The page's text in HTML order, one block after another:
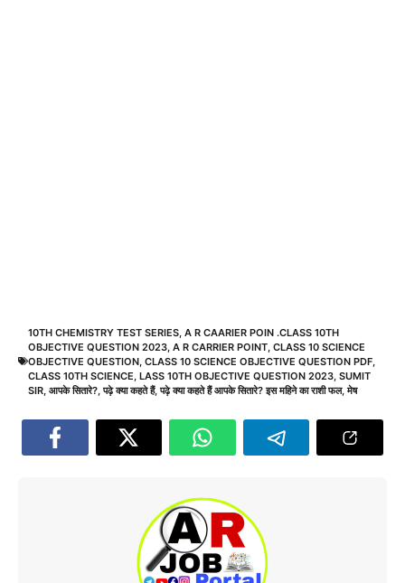
10TH CHEMISTRY TEST SERIES, A R CAARIER POIN .CLASS 10TH
OBJECTIVE QUESTION 2023, A R CARRIER POINT, CLASS 10 SCIENCE
OBJECTIVE QUESTION, CLASS 10 SCIENCE OBJECTIVE QUESTION PDF,
CLASS 10TH SCIENCE, LASS 10TH OBJECTIVE QUESTION 2023, SUMIT
SIR, आपके सितारे?,पढ़े क्या कहते हैं,पढ़े क्या कहते हैं आपके सितारे? इस महिने का राशी फल,मेष